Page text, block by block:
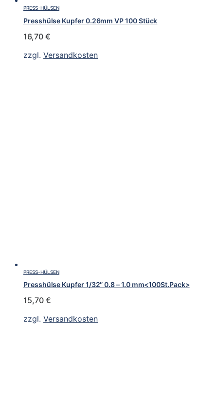
PRESS-HÜLSEN
Presshülse Kupfer 0.26mm VP 100 Stück
16,70 €
zzgl. Versandkosten
PRESS-HÜLSEN
Presshülse Kupfer 1/32″ 0.8 – 1.0 mm<100St.Pack>
15,70 €
zzgl. Versandkosten